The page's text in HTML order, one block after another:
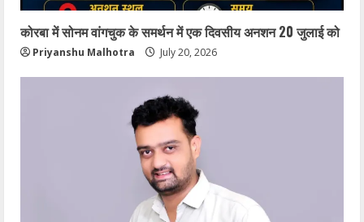
कोरबा में सोनम वांगचुक के समर्थन में एक दिवसीय अनशन 20 जुलाई को
Priyanshu Malhotra July 20, 2026